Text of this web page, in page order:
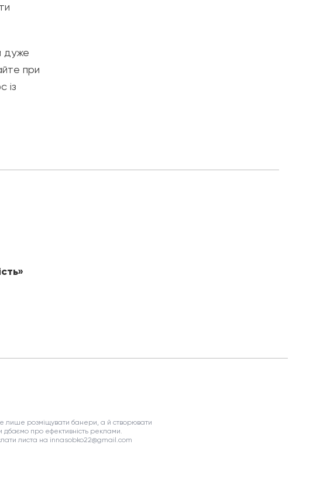
дуже
при
із
лише розміщувати банери, а й створювати
про ефективність реклами.
листа на innasobko22@gmail.com